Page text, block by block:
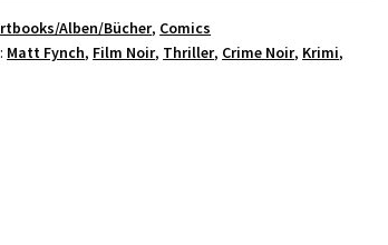
Alben/Bücher, Comics
Matt Fynch, Film Noir, Thriller, Crime Noir, Krimi,